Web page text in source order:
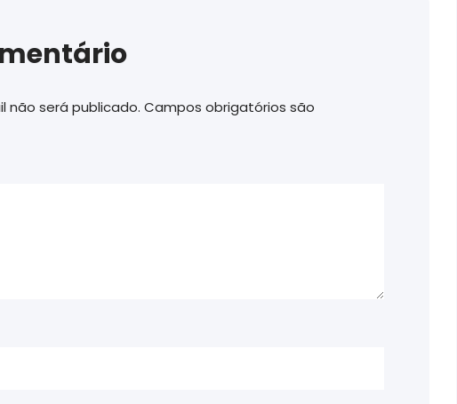
não será publicado. Campos obrigatórios são